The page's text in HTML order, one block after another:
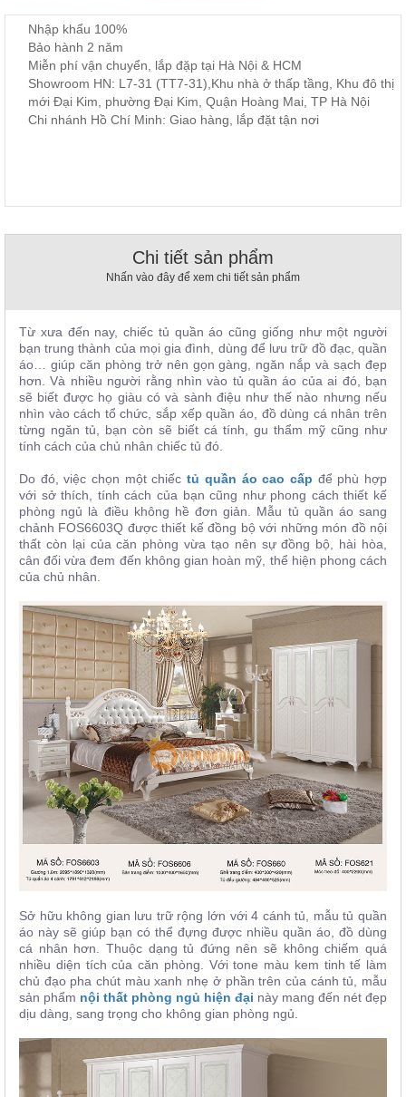
Công,
Vườn
Trang
Nội
Thất
Nhà
Hàng
Hàng
Nhập khẩu 100%
Bảo hành 2 năm
Miễn phí vận chuyển, lắp đặp tại Hà Nội & HCM
Showroom HN: L7-31 (TT7-31),Khu nhà ở thấp tầng, Khu đô thị
mới Đại Kim, phường Đại Kim, Quận Hoàng Mai, TP Hà Nội
Chi nhánh Hồ Chí Minh: Giao hàng, lắp đặt tận nơi
Chi tiết sản phẩm
Nhấn vào đây để xem chi tiết sản phẩm
Từ xưa đến nay, chiếc tủ quần áo cũng giống như một người
bạn trung thành của mọi gia đình, dùng để lưu trữ đồ đạc, quần
áo… giúp căn phòng trở nên gọn gàng, ngăn nắp và sạch đẹp
hơn. Và nhiều người rằng nhìn vào tủ quần áo của ai đó, bạn
sẽ biết được họ giàu có và sành điệu như thế nào nhưng nếu
nhìn vào cách tổ chức, sắp xếp quần áo, đồ dùng cá nhân trên
từng ngăn tủ, bạn còn sẽ biết cá tính, gu thẩm mỹ cũng như
tính cách của chủ nhân chiếc tủ đó.
Do đó, việc chọn một chiếctủ quần áo cao cấp để phù hợp
với sở thích, tính cách của bạn cũng như phong cách thiết kế
phòng ngủ là điều không hề đơn giản. Mẫu tủ quần áo sang
chảnh FOS6603Q được thiết kế đồng bộ với những món đồ nội
thất còn lại của căn phòng vừa tạo nên sự đồng bộ, hài hòa,
cân đối vừa đem đến không gian hoàn mỹ, thể hiện phong cách
của chủ nhân.
Sở hữu không gian lưu trữ rộng lớn với 4 cánh tủ, mẫu tủ quần
áo này sẽ giúp bạn có thể đựng được nhiều quần áo, đồ dùng
cá nhân hơn. Thuộc dạng tủ đứng nên sẽ không chiếm quá
nhiều diện tích của căn phòng. Với tone màu kem tinh tế làm
chủ đạo pha chút màu xanh nhẹ ở phần trên của cánh tủ, mẫu
sản phẩm nội thất phòng ngủ hiện đại này mang đến nét đẹp
dịu dàng, sang trọng cho không gian phòng ngủ.